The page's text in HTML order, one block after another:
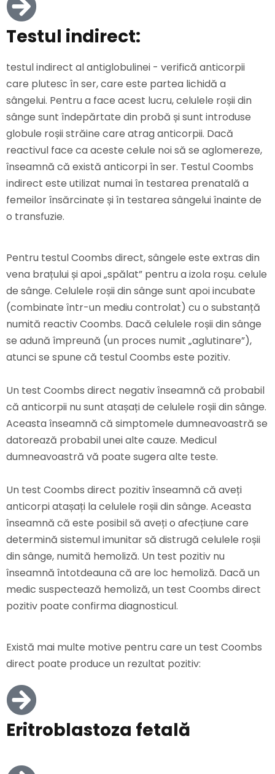
Testul indirect:
testul indirect al antiglobulinei - verifică anticorpii
care plutesc în ser, care este partea lichidă a
sângelui. Pentru a face acest lucru, celulele roșii din
sânge sunt îndepărtate din probă și sunt introduse
globule roșii străine care atrag anticorpii. Dacă
reactivul face ca aceste celule noi să se aglomereze,
înseamnă că există anticorpi în ser. Testul Coombs
indirect este utilizat numai în testarea prenatală a
femeilor însărcinate și în testarea sângelui înainte de
o transfuzie.
Pentru testul Coombs direct, sângele este extras din
vena brațului și apoi „spălat” pentru a izola roșu. celule
de sânge. Celulele roșii din sânge sunt apoi incubate
(combinate într-un mediu controlat) cu o substanță
numită reactiv Coombs. Dacă celulele roșii din sânge
se adună împreună (un proces numit „aglutinare”),
atunci se spune că testul Coombs este pozitiv.
Un test Coombs direct negativ înseamnă că probabil
că anticorpii nu sunt atașați de celulele roșii din sânge.
Aceasta înseamnă că simptomele dumneavoastră se
datorează probabil unei alte cauze. Medicul
dumneavoastră vă poate sugera alte teste.
Un test Coombs direct pozitiv înseamnă că aveți
anticorpi atașați la celulele roșii din sânge. Aceasta
înseamnă că este posibil să aveți o afecțiune care
determină sistemul imunitar să distrugă celulele roșii
din sânge, numită hemoliză. Un test pozitiv nu
înseamnă întotdeauna că are loc hemoliză. Dacă un
medic suspectează hemoliză, un test Coombs direct
pozitiv poate confirma diagnosticul.
Există mai multe motive pentru care un test Coombs
direct poate produce un rezultat pozitiv:
Eritroblastoza fetală